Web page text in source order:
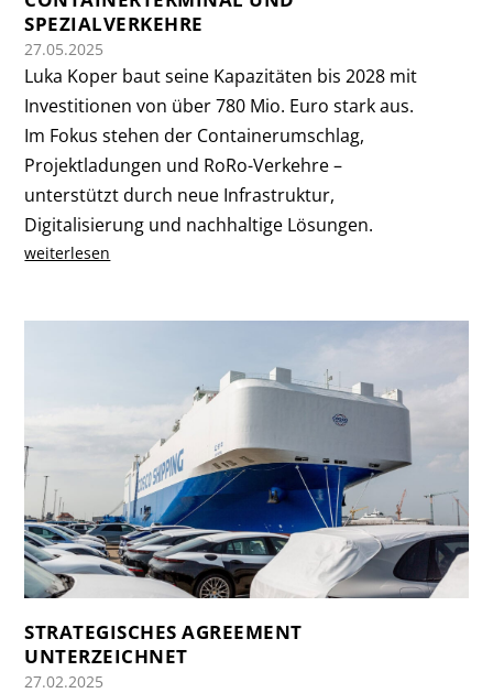
SPEZIALVERKEHRE
27.05.2025
Luka Koper baut seine Kapazitäten bis 2028 mit
Investitionen von über 780 Mio. Euro stark aus.
Im Fokus stehen der Containerumschlag,
Projektladungen und RoRo-Verkehre –
unterstützt durch neue Infrastruktur,
Digitalisierung und nachhaltige Lösungen.
weiterlesen
STRATEGISCHES AGREEMENT
UNTERZEICHNET
27.02.2025